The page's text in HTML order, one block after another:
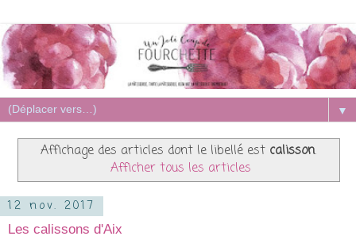
▼
Affichage des articles dont le libellé est calisson.
Afficher tous les articles
12 nov. 2017
Les calissons d'Aix